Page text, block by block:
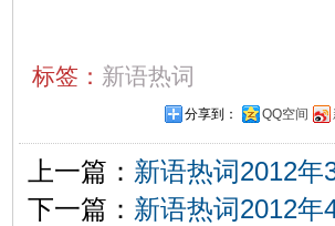
标签： 新语热词
分享到： QQ空间
上一篇： 新语热词2012年
下一篇： 新语热词2012年